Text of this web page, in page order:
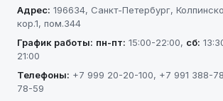
Адрес: 196634, Санкт-Петербург,
кор.1, пом.344
График работы: пн-пт: 15:00-22:00, сб:
21:00
Телефоны: +7 999 20-20-100, +7 991 388-
78-59